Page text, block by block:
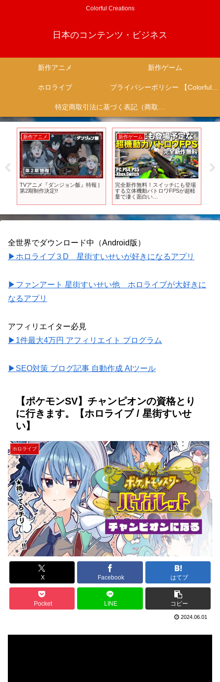
Colorful Creations
日本のコンテンツ・ビジネス
新作アニメ 新作ゲーム
ホロライブ プライバシーポリシー 【Colorful Creation】
特定商取引法に基づく表記（商取引に関する開示）
新作アニメ
TVアニメ『ダンジョン飯』特報 |
第2期制作決定!!
新作ゲーム
完全新作無料！スイッチにも登場
する立体機動バトロワFPSが超軽
量で凄く面白い
ヤル
全世界でダウンロード中（Android版）
▶ホロライブ３D 星街すいせいが好きになるアプリ
▶ファンアート 星街すいせい他 ホロライブが大好きに
なるアプリ
アフィリエイター必見
▶1件最大4万円 アフィリエイト プログラム
▶SEO対策 ブログ記事 自動作成 AIツール
【ポケモンSV】チャンピオンの資格とり
に行きます。【ホロライブ / 星街すいせ
い】
ホロライブ
X Facebook はてブ
Pocket LINE コピー
2024.06.01